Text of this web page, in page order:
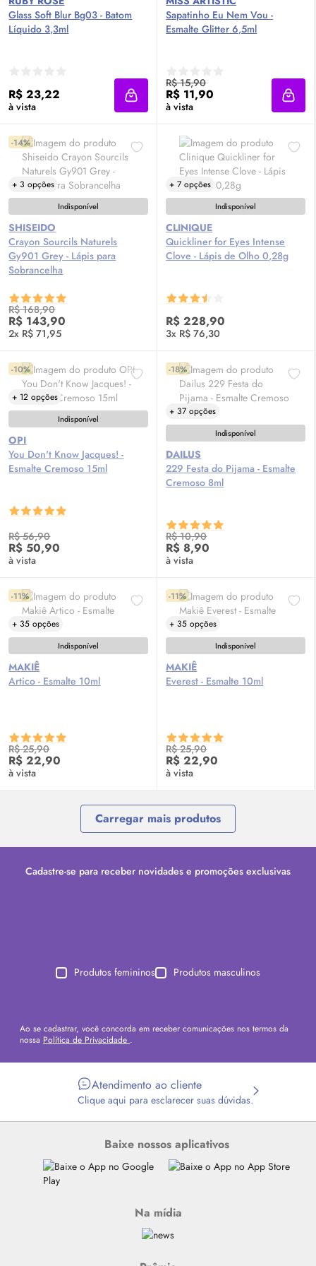
Glass Soft Blur Bg03 - Batom
Líquido 3,3ml
R$ 23,22
à vista Adicionar à sacola
Sapatinho Eu Nem Vou -
Esmalte Glitter 6,5ml
R$ 15,90
R$ 11,90
à vista
-14%
+ 3 opções
Indisponível
SHISEIDO
Crayon Sourcils Naturels
Gy901 Grey - Lápis para
Sobrancelha
R$ 168,90
R$ 143,90
2x R$ 71,95
+ 7 opções
Indisponível
CLINIQUE
Quickliner for Eyes Intense
Clove - Lápis de Olho 0,28g
R$ 228,90
3x R$ 76,30
-10%
+ 12 opções
Indisponível
OPI
You Don't Know Jacques! -
Esmalte Cremoso 15ml
R$ 56,90
R$ 50,90
à vista
-18%
+ 37 opções
Indisponível
DAILUS
229 Festa do Pijama - Esmalte
Cremoso 8ml
R$ 10,90
R$ 8,90
à vista
-11%
+ 35 opções
Indisponível
MAKIÊ
Artico - Esmalte 10ml
R$ 25,90
R$ 22,90
à vista
-11%
+ 35 opções
Indisponível
MAKIÊ
Everest - Esmalte 10ml
R$ 25,90
R$ 22,90
à vista
Carregar mais produtos
Cadastre-se para receber novidades e promoções exclusivas
Produtos femininos Produtos masculinos
Ao se cadastrar, você concorda em receber comunicações nos termos da
nossa Política de Privacidade .
Atendimento ao cliente
Clique aqui para esclarecer suas dúvidas.
Baixe nossos aplicativos
Na mídia